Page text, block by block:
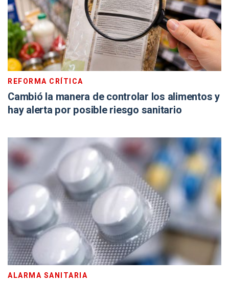
REFORMA CRÍTICA
Cambió la manera de controlar los alimentos y
hay alerta por posible riesgo sanitario
ALARMA SANITARIA